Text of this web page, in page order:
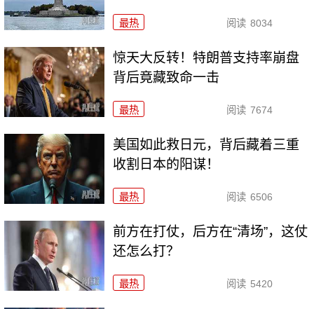
最热 阅读 8034
惊天大反转！特朗普支持率崩盘
背后竟藏致命一击
最热 阅读 7674
美国如此救日元，背后藏着三重
收割日本的阳谋！
最热 阅读 6506
前方在打仗，后方在“清场”，这仗
还怎么打？
最热 阅读 5420